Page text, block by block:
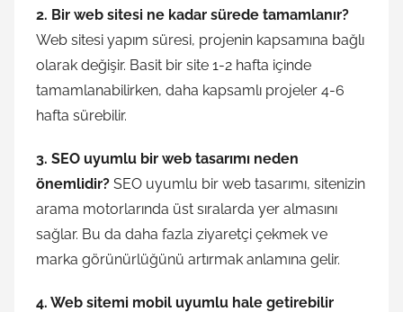
2. Bir web sitesi ne kadar sürede tamamlanır?
Web sitesi yapım süresi, projenin kapsamına bağlı
olarak değişir. Basit bir site 1-2 hafta içinde
tamamlanabilirken, daha kapsamlı projeler 4-6
hafta sürebilir.
3. SEO uyumlu bir web tasarımı neden
önemlidir? SEO uyumlu bir web tasarımı, sitenizin
arama motorlarında üst sıralarda yer almasını
sağlar. Bu da daha fazla ziyaretçi çekmek ve
marka görünürlüğünü artırmak anlamına gelir.
4. Web sitemi mobil uyumlu hale getirebilir